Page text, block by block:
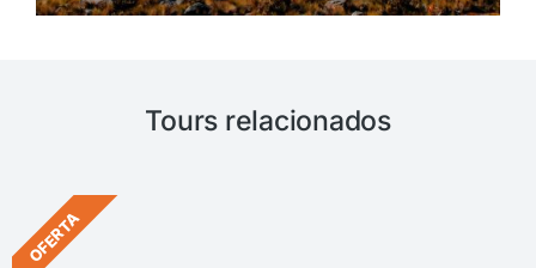
Tours relacionados
OFERTA